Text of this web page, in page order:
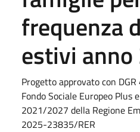
frequenza
estivi
Progetto approvato con
Fondo Sociale Europeo Plus
2021/2027 della Regione
2025-23835/RER